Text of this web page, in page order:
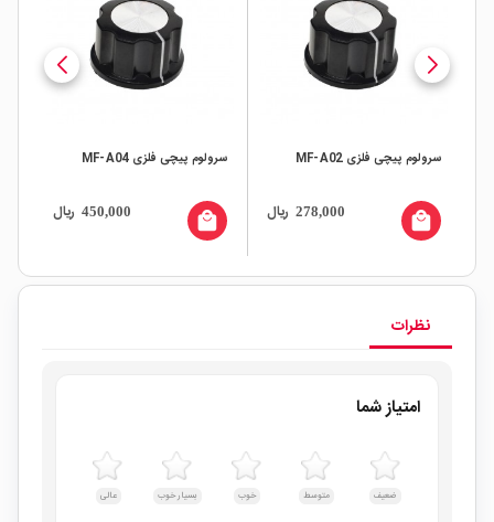
سرولوم پیچی فلزی MF-A02
278,000 ریال local_mall
سرولوم پیچی فلزی MF-A04
450,000 ریال local_mall
نظرات
امتیاز شما
ضعیف متوسط خوب بسیار خوب عالی